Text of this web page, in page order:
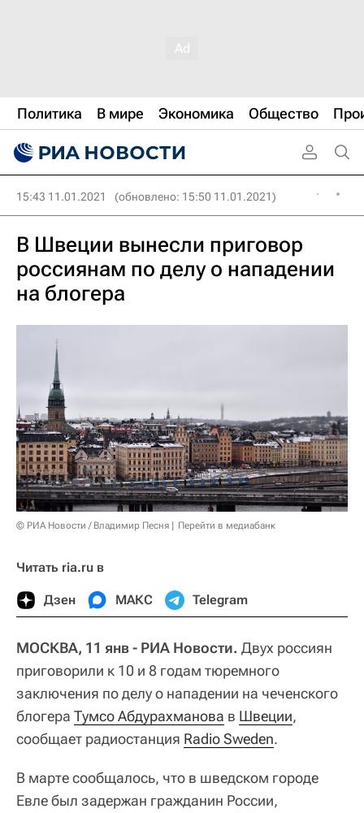
Политика В мире Экономика Общество
15:43 11.01.2021 (обновлено: 15:50 11.01.2021)
В Швеции вынесли приговор
россиянам по делу о нападении
на блогера
© РИА Новости / Владимир Песня Перейти в медиабанк
Читать ria.ru в
Дзен МАКС Telegram
МОСКВА, 11 янв - РИА Новости. Двух россиян
приговорили к 10 и 8 годам тюремного
заключения по делу о нападении на чеченского
блогера Тумсо Абдурахманова в Швеции,
сообщает радиостанция Radio Sweden.
В марте сообщалось, что в шведском городе
Евле был задержан гражданин России,